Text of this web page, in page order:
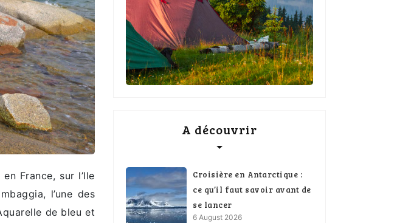
France, sur l’Ile
l’une des
de bleu et
A découvrir
Croisière en Antarctique :
ce qu’il faut savoir avant de
se lancer
6 August 2026